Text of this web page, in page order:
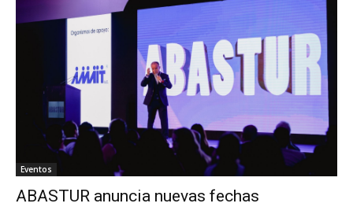
Eventos
ABASTUR anuncia nuevas fechas